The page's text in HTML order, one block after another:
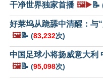
干净世界独家首播 🖼️▶️📝
好莱坞从跪舔中清醒：与
🖼️📝 (83,232次)
中国足球小将扬威意大利
🖼️📝 (95,098次)